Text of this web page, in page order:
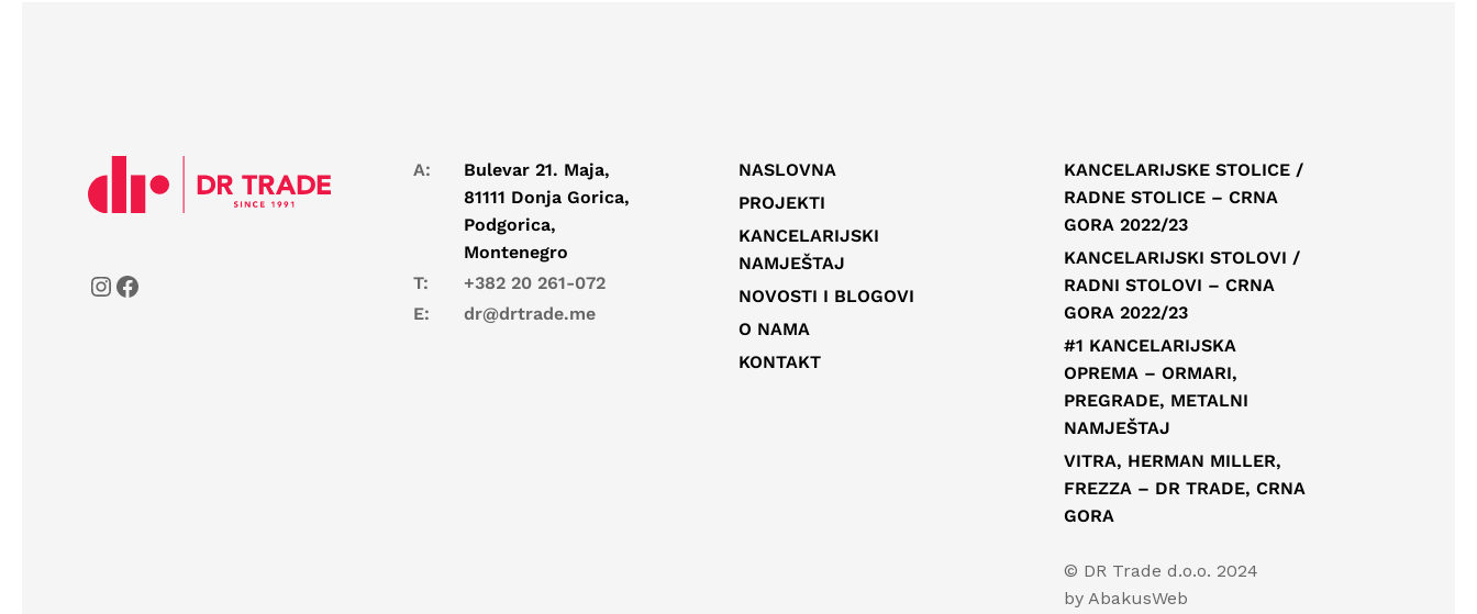
A:
Bulevar 21. Maja,
81111 Donja Gorica,
Podgorica,
Montenegro
T:
+382 20 261-072
E:
dr@drtrade.me
NASLOVNA
PROJEKTI
KANCELARIJSKI
NAMJEŠTAJ
NOVOSTI I BLOGOVI
O NAMA
KONTAKT
KANCELARIJSKE STOLICE /
RADNE STOLICE – CRNA
GORA 2022/23
KANCELARIJSKI STOLOVI /
RADNI STOLOVI – CRNA
GORA 2022/23
#1 KANCELARIJSKA
OPREMA – ORMARI,
PREGRADE, METALNI
NAMJEŠTAJ
VITRA, HERMAN MILLER,
FREZZA – DR TRADE, CRNA
GORA
© DR Trade d.o.o. 2024
by AbakusWeb